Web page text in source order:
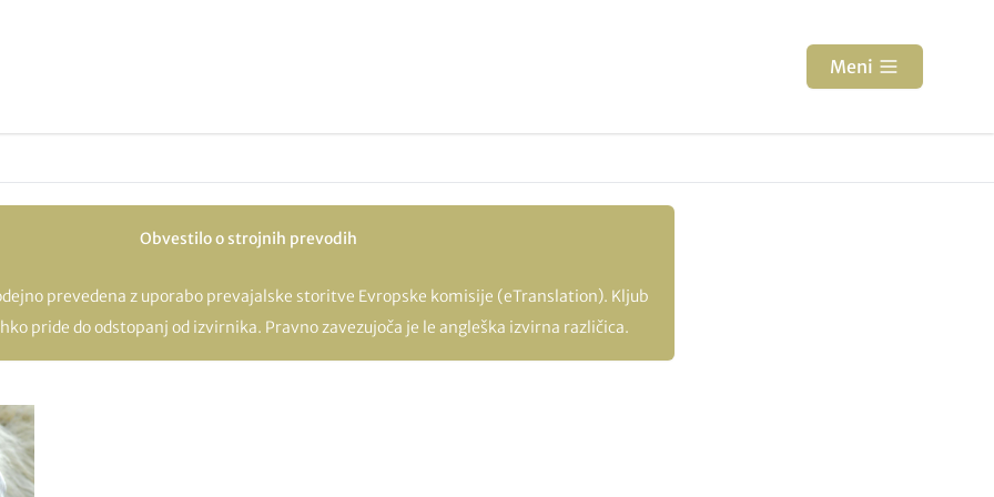
Meni
Obvestilo o strojnih prevodih
prevedena z uporabo prevajalske storitve Evropske komisije (eTranslation). Kljub
pride do odstopanj od izvirnika. Pravno zavezujoča je le angleška izvirna različica.